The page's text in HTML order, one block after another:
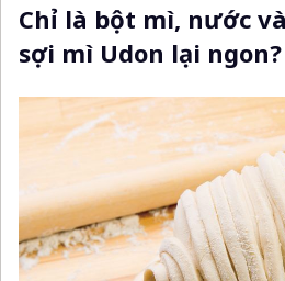
Chỉ là bột mì, nước
sợi mì Udon lại ngon?